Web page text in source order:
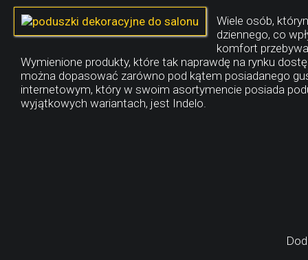
Wiele osób,
dziennego, co
komfort
Wymienione produkty, które tak naprawdę na rynku
można dopasować zarówno pod kątem posiadanego
internetowym, który w swoim asortymencie posiada
wyjątkowych wariantach, jest Indelo.